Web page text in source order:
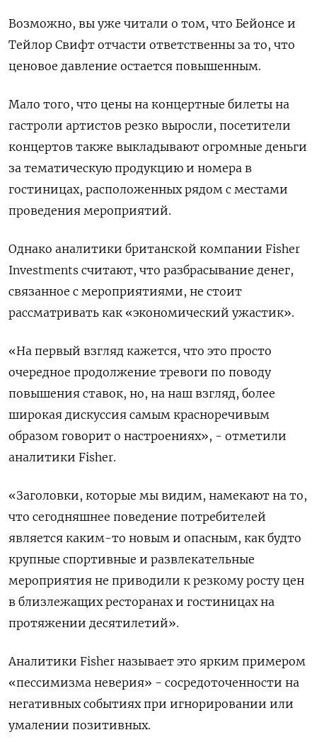
Возможно, вы уже читали о том, что Бейонсе и
Тейлор Свифт отчасти ответственны за то, что
ценовое давление остается повышенным.
Мало того, что цены на концертные билеты на
гастроли артистов резко выросли, посетители
концертов также выкладывают огромные деньги
за тематическую продукцию и номера в
гостиницах, расположенных рядом с местами
проведения мероприятий.
Однако аналитики британской компании Fisher
Investments считают, что разбрасывание денег,
связанное с мероприятиями, не стоит
рассматривать как «экономический ужастик».
«На первый взгляд кажется, что это просто
очередное продолжение тревоги по поводу
повышения ставок, но, на наш взгляд, более
широкая дискуссия самым красноречивым
образом говорит о настроениях», - отметили
аналитики Fisher.
«Заголовки, которые мы видим, намекают на то,
что сегодняшнее поведение потребителей
является каким-то новым и опасным, как будто
крупные спортивные и развлекательные
мероприятия не приводили к резкому росту цен
в близлежащих ресторанах и гостиницах на
протяжении десятилетий».
Аналитики Fisher называет это ярким примером
«пессимизма неверия» - сосредоточенности на
негативных событиях при игнорировании или
умалении позитивных.